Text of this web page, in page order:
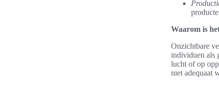
Waarom is
Onzichtbare
individuen als
lucht of op
niet adequaat